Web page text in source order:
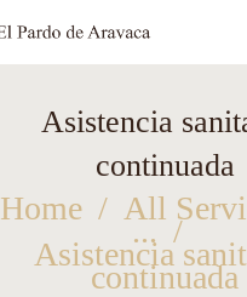
Asistencia
continuada
Home All
...
Asistencia
continuada
INSTALACIONES
HABITACIONES
SERVICIOS